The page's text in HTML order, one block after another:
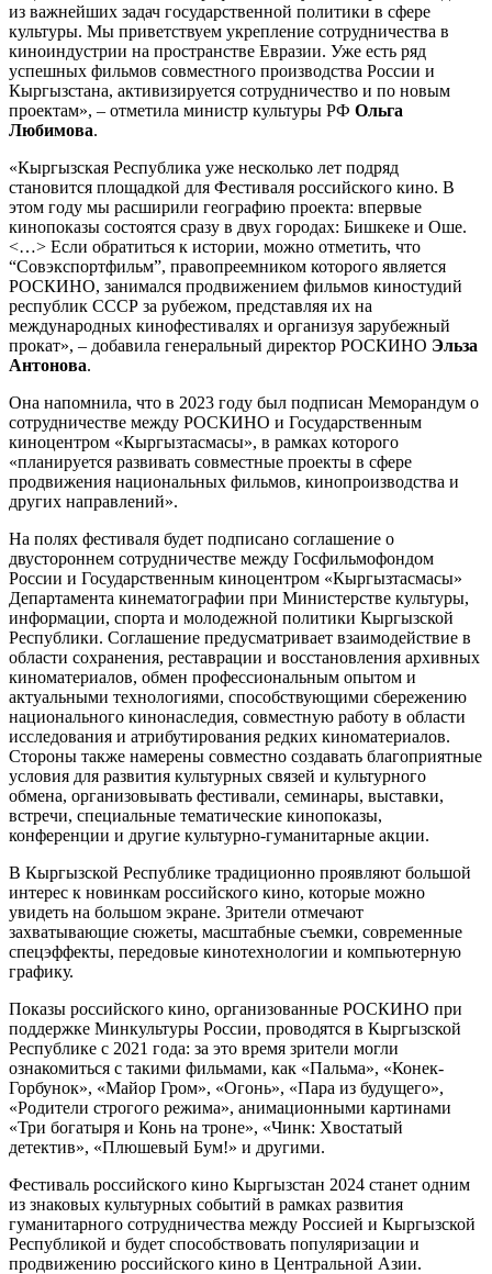
из важнейших задач государственной политики в сфере
культуры. Мы приветствуем укрепление сотрудничества в
киноиндустрии на пространстве Евразии. Уже есть ряд
успешных фильмов совместного производства России и
Кыргызстана, активизируется сотрудничество и по новым
проектам», – отметила министр культуры РФ Ольга
Любимова.
«Кыргызская Республика уже несколько лет подряд
становится площадкой для Фестиваля российского кино. В
этом году мы расширили географию проекта: впервые
кинопоказы состоятся cразу в двух городах: Бишкеке и Оше.
<…> Если обратиться к истории, можно отметить, что
“Совэкспортфильм”, правопреемником которого является
РОСКИНО, занимался продвижением фильмов киностудий
республик СССР за рубежом, представляя их на
международных кинофестивалях и организуя зарубежный
прокат», – добавила генеральный директор РОСКИНО Эльза
Антонова.
Она напомнила, что в 2023 году был подписан Меморандум о
сотрудничестве между РОСКИНО и Государственным
киноцентром «Кыргызтасмасы», в рамках которого
«планируется развивать совместные проекты в сфере
продвижения национальных фильмов, кинопроизводства и
других направлений».
На полях фестиваля будет подписано соглашение о
двустороннем сотрудничестве между Госфильмофондом
России и Государственным киноцентром «Кыргызтасмасы»
Департамента кинематографии при Министерстве культуры,
информации, спорта и молодежной политики Кыргызской
Республики. Соглашение предусматривает взаимодействие в
области сохранения, реставрации и восстановления архивных
киноматериалов, обмен профессиональным опытом и
актуальными технологиями, способствующими сбережению
национального кинонаследия, совместную работу в области
исследования и атрибутирования редких киноматериалов.
Стороны также намерены совместно создавать благоприятные
условия для развития культурных связей и культурного
обмена, организовывать фестивали, семинары, выставки,
встречи, специальные тематические кинопоказы,
конференции и другие культурно-гуманитарные акции.
В Кыргызской Республике традиционно проявляют большой
интерес к новинкам российского кино, которые можно
увидеть на большом экране. Зрители отмечают
захватывающие сюжеты, масштабные съемки, современные
спецэффекты, передовые кинотехнологии и компьютерную
графику.
Показы российского кино, организованные РОСКИНО при
поддержке Минкультуры России, проводятся в Кыргызской
Республике с 2021 года: за это время зрители могли
ознакомиться с такими фильмами, как «Пальма», «Конек-
Горбунок», «Майор Гром», «Огонь», «Пара из будущего»,
«Родители строгого режима», анимационными картинами
«Три богатыря и Конь на троне», «Чинк: Хвостатый
детектив», «Плюшевый Бум!» и другими.
Фестиваль российского кино Кыргызстан 2024 станет одним
из знаковых культурных событий в рамках развития
гуманитарного сотрудничества между Россией и Кыргызской
Республикой и будет способствовать популяризации и
продвижению российского кино в Центральной Азии.